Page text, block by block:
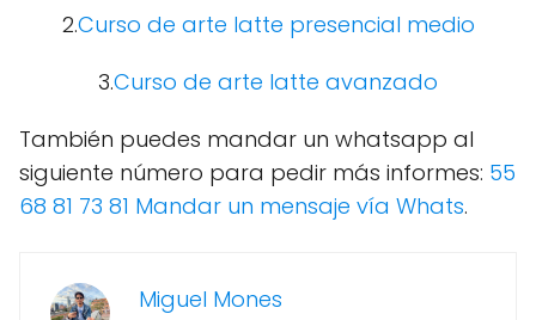
2.Curso de arte latte presencial medio
3.Curso de arte latte avanzado
También puedes mandar un whatsapp al
siguiente número para pedir más informes: 55
68 81 73 81 Mandar un mensaje vía Whats.
Miguel Mones